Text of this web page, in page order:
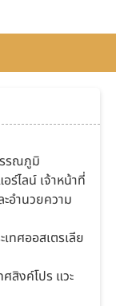
รณภูมิ
ร์ไลน์ เจ้าหน้าที่
อำนวยความ
ทศออสเตรเลีย
สิงค์โปร แวะ